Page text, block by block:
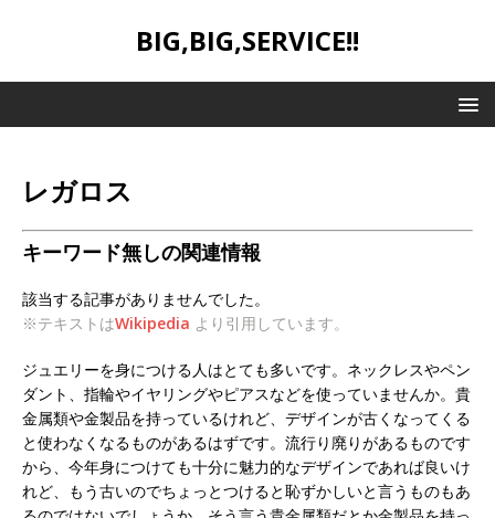
BIG,BIG,SERVICE!!
レガロス
キーワード無しの関連情報
該当する記事がありませんでした。
※テキストはWikipedia より引用しています。
ジュエリーを身につける人はとても多いです。ネックレスやペン
ダント、指輪やイヤリングやピアスなどを使っていませんか。貴
金属類や金製品を持っているけれど、デザインが古くなってくる
と使わなくなるものがあるはずです。流行り廃りがあるものです
から、今年身につけても十分に魅力的なデザインであれば良いけ
れど、もう古いのでちょっとつけると恥ずかしいと言うものもあ